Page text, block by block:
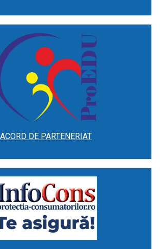
ACORD DE PARTENERIAT